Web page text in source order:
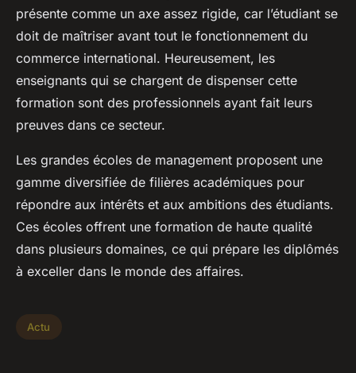
présente comme un axe assez rigide, car l’étudiant se
doit de maîtriser avant tout le fonctionnement du
commerce international. Heureusement, les
enseignants qui se chargent de dispenser cette
formation sont des professionnels ayant fait leurs
preuves dans ce secteur.
Les grandes écoles de management proposent une
gamme diversifiée de filières académiques pour
répondre aux intérêts et aux ambitions des étudiants.
Ces écoles offrent une formation de haute qualité
dans plusieurs domaines, ce qui prépare les diplômés
à exceller dans le monde des affaires.
Actu